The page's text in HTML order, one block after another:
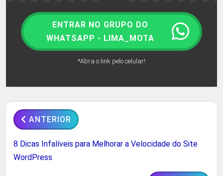
ENTRAR NO GRUPO DO
WHATSAPP - LIMA_MOTA
*Abra o link pelo celular!
ANTERIOR
8 Dicas Infalíveis para Melhorar a Velocidade do Site
WordPress